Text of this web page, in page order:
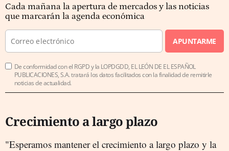
Cada mañana la apertura de mercados y las noticias
que marcarán la agenda económica
APUNTARME
De conformidad con el RGPD y la LOPDGDD, EL LEÓN DE EL ESPAÑOL
PUBLICACIONES, S.A. tratará los datos facilitados con la finalidad de remitirle
noticias de actualidad.
Crecimiento a largo plazo
"Esperamos mantener el crecimiento a largo plazo y la